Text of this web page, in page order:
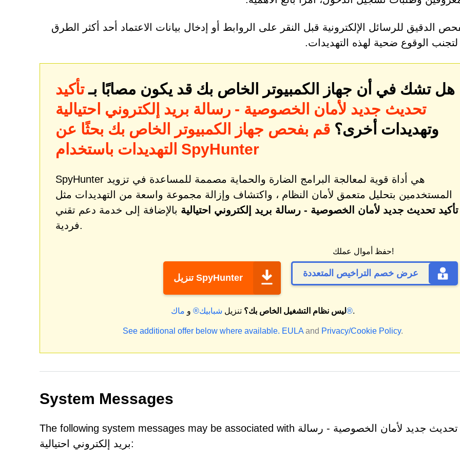
الدقيق للرسائل الإلكترونية قبل النقر على الروابط أو إدخال بيانات الاعتماد أحد أكثر الطرق
لتجنب الوقوع ضحية لهذه التهديدات.
هل تشك في أن جهاز الكمبيوتر الخاص بك قد يكون مصابًا بـتأكيد
تحديث جديد لأمان الخصوصية - رسالة بريد إلكتروني احتيالية
وتهديدات أخرى؟ قم بفحص جهاز الكمبيوتر الخاص بك بحثًا عن
التهديدات باستخدام SpyHunter
SpyHunter هي أداة قوية لمعالجة البرامج الضارة والحماية مصممة للمساعدة في تزويد
المستخدمين بتحليل متعمق لأمان النظام ، واكتشاف وإزالة مجموعة واسعة من التهديدات مثل
تأكيد تحديث جديد لأمان الخصوصية - رسالة بريد إلكتروني احتيالية بالإضافة إلى خدمة دعم تقني
فردية.
تنزيل SpyHunter
حفظ أموال عملك!
عرض خصم التراخيص المتعددة
ليس نظام التشغيل الخاص بك؟ تنزيل شبابيك® و ماك®.
See additional offer below where available. EULA and Privacy/Cookie Policy.
System Messages
The following system messages may be associated with تأكيد تحديث جديد لأمان الخصوصية - رسالة
بريد إلكتروني احتيالية: